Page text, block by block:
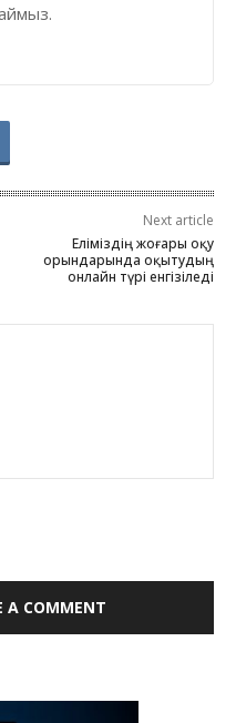
Next article
Еліміздің жоғары оқу
орындарында оқытудың
онлайн түрі енгізіледі
A COMMENT